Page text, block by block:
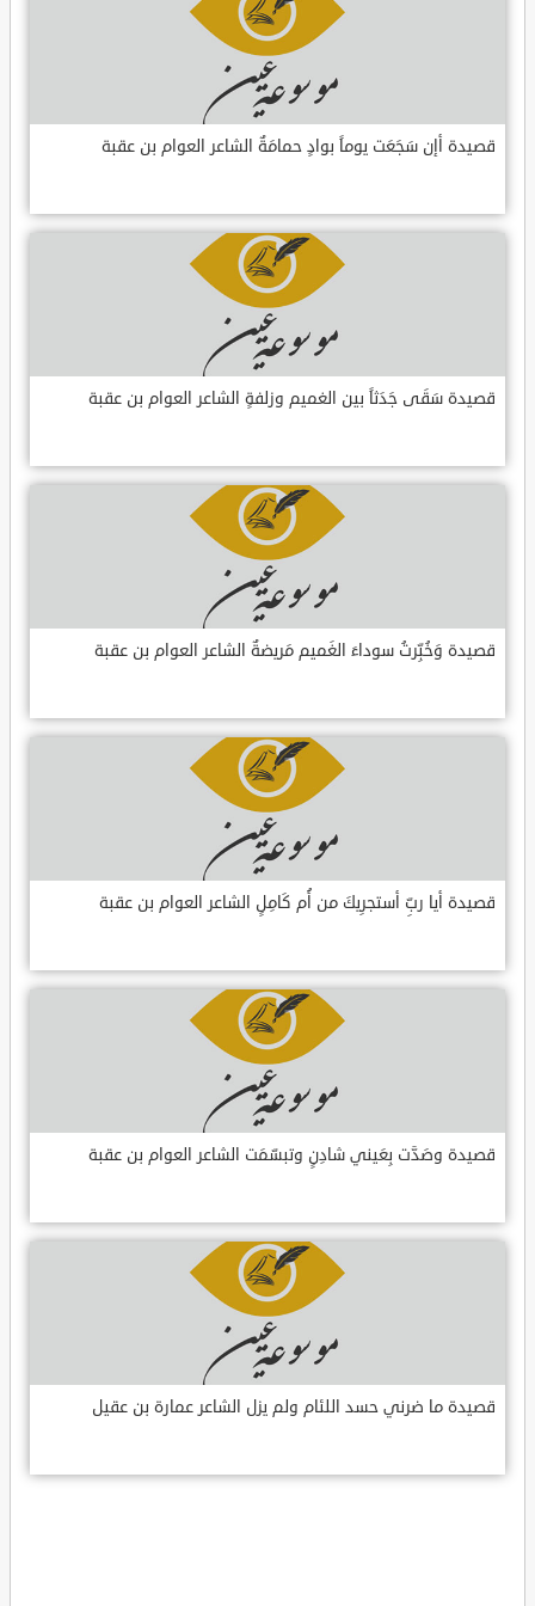
قصيدة أإن سَجَعَت يوماً بوادٍ حمامَةٌ الشاعر العوام بن عقبة
قصيدة سَقَى جَدَثاً بين الغميم وزلفةٍ الشاعر العوام بن عقبة
قصيدة وَخُبِّرتُ سوداءَ الغَميم مَريضةٌ الشاعر العوام بن عقبة
قصيدة أيا ربِّ أستجرِيكَ من أُم كَامِلٍ الشاعر العوام بن عقبة
قصيدة وصَدَّت بِعَيني شادِنٍ وتبسّمَت الشاعر العوام بن عقبة
قصيدة ما ضرني حسد اللئام ولم يزل الشاعر عمارة بن عقيل